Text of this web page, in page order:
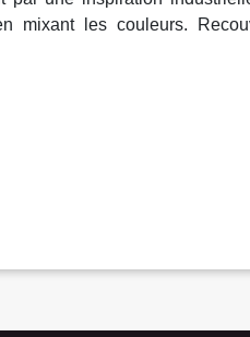
mixant les couleurs.